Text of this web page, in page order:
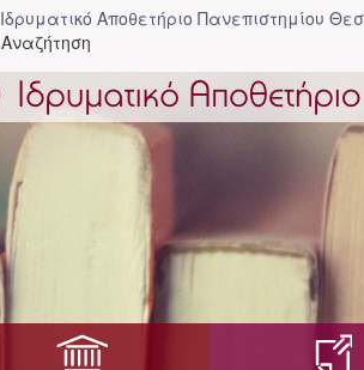
Ιδρυματικό Αποθετήριο Πανεπιστημίου
Αναζήτηση